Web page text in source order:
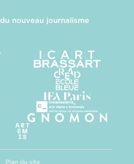
nouveau journalisme
Plan du site